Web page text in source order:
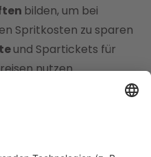
bilden, um bei
Spritkosten zu sparen
und Spartickets für
nutzen
mit anderen